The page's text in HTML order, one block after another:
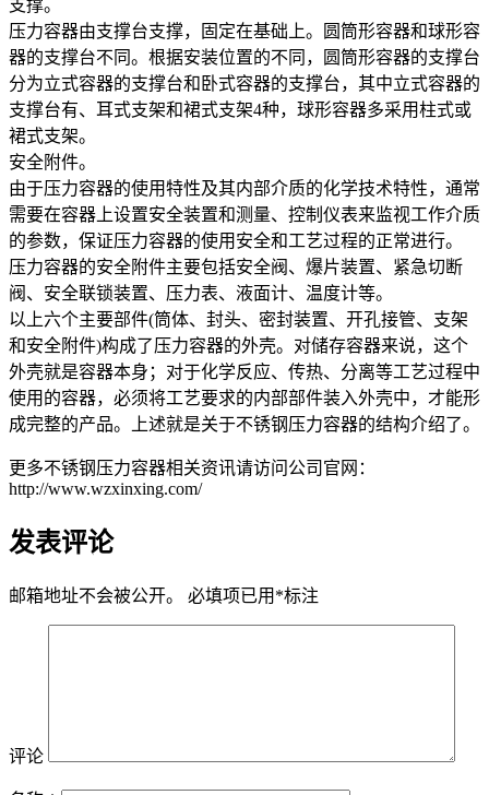
支撑。
压力容器由支撑台支撑，固定在基础上。圆筒形容器和球形容
器的支撑台不同。根据安装位置的不同，圆筒形容器的支撑台
分为立式容器的支撑台和卧式容器的支撑台，其中立式容器的
支撑台有、耳式支架和裙式支架4种，球形容器多采用柱式或
裙式支架。
安全附件。
由于压力容器的使用特性及其内部介质的化学技术特性，通常
需要在容器上设置安全装置和测量、控制仪表来监视工作介质
的参数，保证压力容器的使用安全和工艺过程的正常进行。
压力容器的安全附件主要包括安全阀、爆片装置、紧急切断
阀、安全联锁装置、压力表、液面计、温度计等。
以上六个主要部件(筒体、封头、密封装置、开孔接管、支架
和安全附件)构成了压力容器的外壳。对储存容器来说，这个
外壳就是容器本身；对于化学反应、传热、分离等工艺过程中
使用的容器，必须将工艺要求的内部部件装入外壳中，才能形
成完整的产品。上述就是关于不锈钢压力容器的结构介绍了。
更多不锈钢压力容器相关资讯请访问公司官网：
http://www.wzxinxing.com/
发表评论
邮箱地址不会被公开。 必填项已用 *标注
评论